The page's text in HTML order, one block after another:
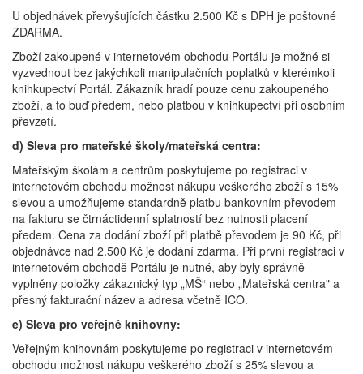
U objednávek převyšujících částku 2.500 Kč s DPH je poštovné
ZDARMA.
Zboží zakoupené v internetovém obchodu Portálu je možné si
vyzvednout bez jakýchkoli manipulačních poplatků v kterémkoli
knihkupectví Portál. Zákazník hradí pouze cenu zakoupeného
zboží, a to buď předem, nebo platbou v knihkupectví při osobním
převzetí.
d) Sleva pro mateřské školy/mateřská centra:
Mateřským školám a centrům poskytujeme po registraci v
internetovém obchodu možnost nákupu veškerého zboží s 15%
slevou a umožňujeme standardně platbu bankovním převodem
na fakturu se čtrnáctidenní splatností bez nutnosti placení
předem. Cena za dodání zboží při platbě převodem je 90 Kč, při
objednávce nad 2.500 Kč je dodání zdarma. Při první registraci v
internetovém obchodě Portálu je nutné, aby byly správně
vyplněny položky zákaznický typ „MŠ“ nebo „Mateřská centra" a
přesný fakturační název a adresa včetně IČO.
e) Sleva pro veřejné knihovny:
Veřejným knihovnám poskytujeme po registraci v internetovém
obchodu možnost nákupu veškerého zboží s 25% slevou a